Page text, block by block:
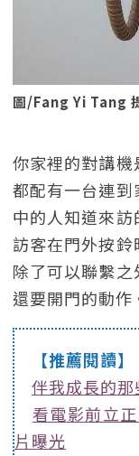
圖/Fang Yi Tang
你家裡的對講
都配有一台連
中的人知道來訪
訪客在門外按鈴
除了可以聯繫
還要開門的動作
【推薦閱讀】
伴我成長的
看電影前立
片曝光